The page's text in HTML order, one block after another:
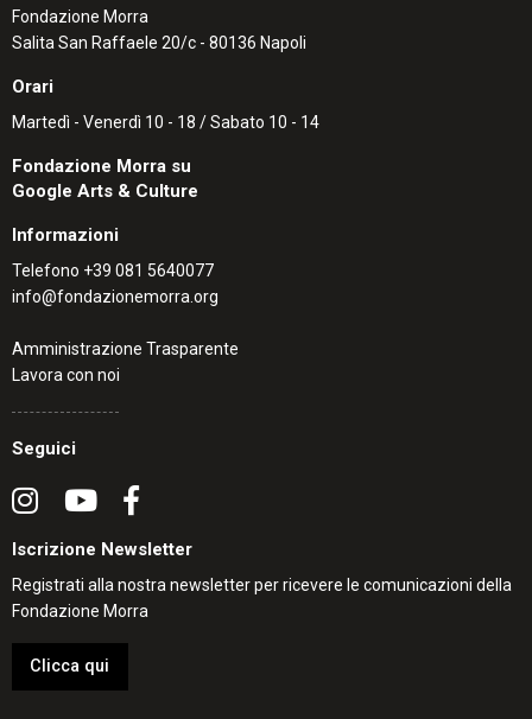
Fondazione Morra
Salita San Raffaele 20/c - 80136 Napoli
Orari
Martedì - Venerdì 10 - 18 / Sabato 10 - 14
Fondazione Morra su
Google Arts & Culture
Informazioni
Telefono +39 081 5640077
info@fondazionemorra.org
Amministrazione Trasparente
Lavora con noi
Seguici
Iscrizione Newsletter
Registrati alla nostra newsletter per ricevere le comunicazioni della
Fondazione Morra
Clicca qui